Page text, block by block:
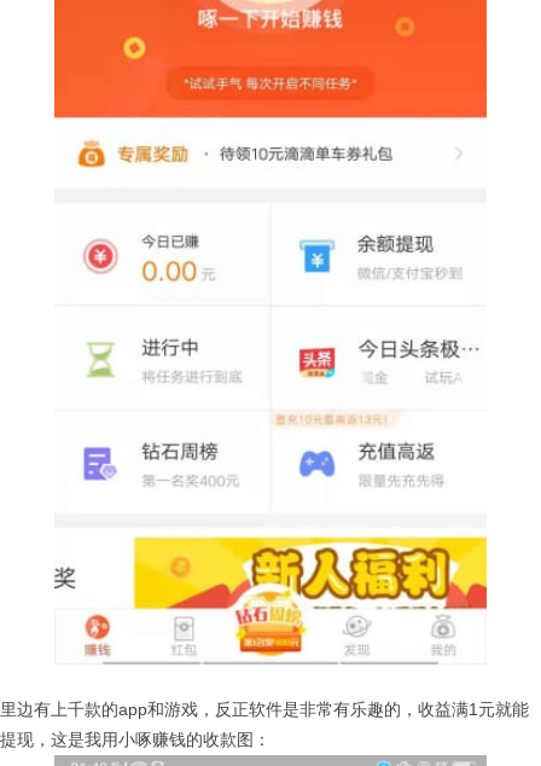
里边有上千款的app和游戏，反正软件是非常有乐趣的，收益满1元就能
提现，这是我用小啄赚钱的收款图：